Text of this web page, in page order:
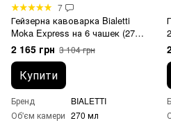
7
Гейзерна кавоварка Bialetti
Moka Express на 6 чашек (270
мл)
2 165 грн 3 104 грн
Купити
Бренд
BIALETTI
Об'єм камери 270 мл